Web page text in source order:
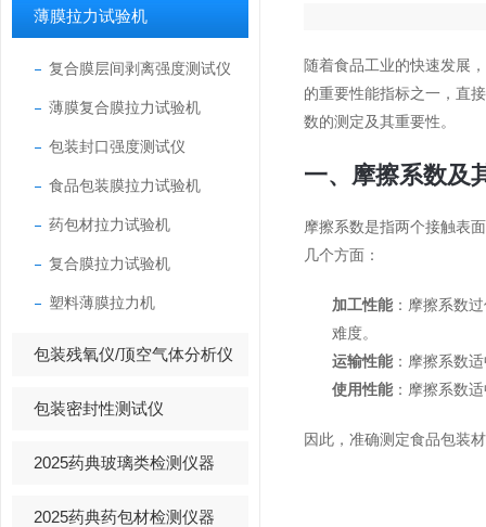
薄膜拉力试验机
复合膜层间剥离强度测试仪
薄膜复合膜拉力试验机
包装封口强度测试仪
食品包装膜拉力试验机
药包材拉力试验机
复合膜拉力试验机
塑料薄膜拉力机
包装残氧仪/顶空气体分析仪
包装密封性测试仪
2025药典玻璃类检测仪器
2025药典药包材检测仪器
随着食品工业的快速发展
的重要性能指标之一，直
数的测定及其重要性。
一、摩擦系数及
摩擦系数是指两个接触表
几个方面：
加工性能：摩擦系数
难度。
运输性能：摩擦系数
使用性能：摩擦系数
因此，准确测定食品包装